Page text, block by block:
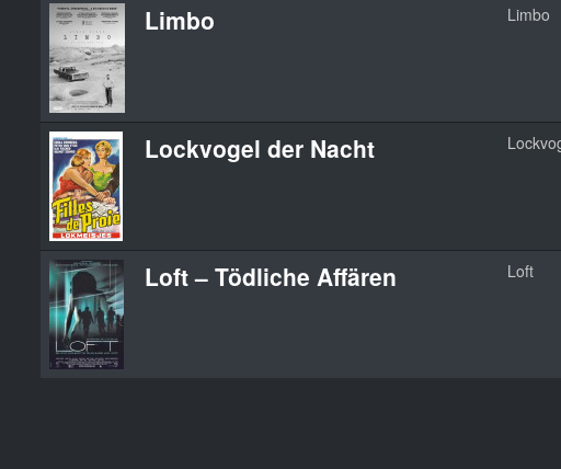
Limbo Limbo
Lockvogel der Nacht
Loft – Tödliche Affären Loft